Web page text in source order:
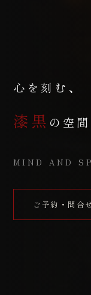
心を刻む、
漆黒 の空間
MIND AND
ご予約・問合